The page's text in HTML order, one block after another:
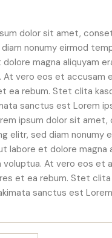
dolor sit amet,
nonumy eirmod
magna aliquyam
At vero eos et accusam
ea rebum. Stet clita
sanctus est Lorem
ipsum dolor sit
elitr, sed diam nonumy
labore et dolore magna
voluptua. At vero eos et
et ea rebum. Stet clita
sanctus est